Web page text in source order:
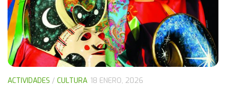
ACTIVIDADES / CULTURA 18 ENERO, 2026